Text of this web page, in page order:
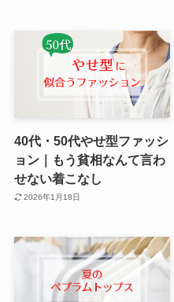
40代・50代やせ型ファッシ
ョン｜もう貧相なんて言わ
せない着こなし
2026年1月18日